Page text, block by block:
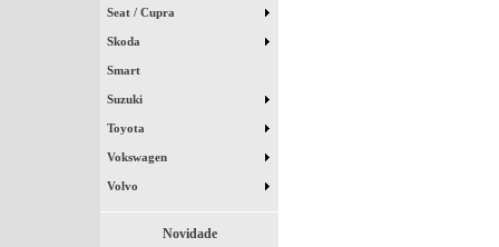
Seat / Cupra
Skoda
Smart
Suzuki
Toyota
Vokswagen
Volvo
Novidade